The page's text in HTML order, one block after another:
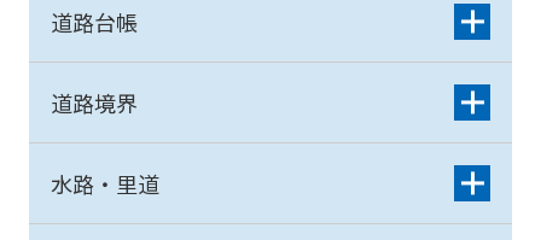
道路台帳
道路境界
水路・里道